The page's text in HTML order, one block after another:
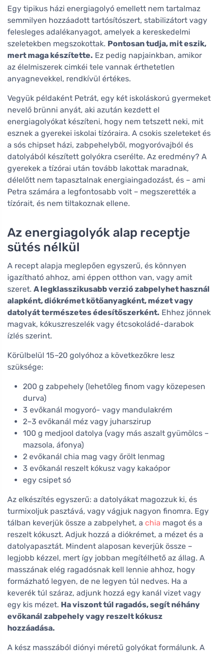
Egy tipikus házi energiagolyó emellett nem tartalmaz
semmilyen hozzáadott tartósítószert, stabilizátort vagy
felesleges adalékanyagot, amelyek a kereskedelmi
szeletekben megszokottak. Pontosan tudja, mit eszik,
mert maga készítette. Ez pedig napjainkban, amikor
az élelmiszerek cimkéi tele vannak érthetetlen
anyagnevekkel, rendkívül értékes.
Vegyük példaként Petrát, egy két iskoláskorú gyermeket
nevelő brünni anyát, aki azután kezdett el
energiagolyókat készíteni, hogy nem tetszett neki, mit
esznek a gyerekei iskolai tízóraira. A csokis szeleteket és
a sós chipset házi, zabpehelyből, mogyoróvajból és
datolyából készített golyókra cserélte. Az eredmény? A
gyerekek a tízórai után tovább lakottak maradnak,
délelőtt nem tapasztalnak energiaingadozást, és – ami
Petra számára a legfontosabb volt – megszerették a
tízórait, és nem tiltakoznak ellene.
Az energiagolyók alap receptje
sütés nélkül
A recept alapja meglepően egyszerű, és könnyen
igazítható ahhoz, ami éppen otthon van, vagy amit
szeret. A legklasszikusabb verzió zabpelyhet használ
alapként, diókrémet kötőanyagként, mézet vagy
datolyát természetes édesítőszerként. Ehhez jönnek
magvak, kókuszreszelék vagy étcsokoládé-darabok
ízlés szerint.
Körülbelül 15–20 golyóhoz a következőkre lesz
szüksége:
200 g zabpehely (lehetőleg finom vagy közepesen
durva)
3 evőkanál mogyoró- vagy mandulakrém
2–3 evőkanál méz vagy juharszirup
100 g medjool datolya (vagy más aszalt gyümölcs –
mazsola, áfonya)
2 evőkanál chia mag vagy őrölt lenmag
3 evőkanál reszelt kókusz vagy kakaópor
egy csipet só
Az elkészítés egyszerű: a datolyákat magozzuk ki, és
turmixoljuk pasztává, vagy vágjuk nagyon finomra. Egy
tálban keverjük össze a zabpelyhet, a chia magot és a
reszelt kókuszt. Adjuk hozzá a diókrémet, a mézet és a
datolyapasztát. Mindent alaposan keverjük össze –
legjobb kézzel, mert így jobban megítélhető az állag. A
masszának elég ragadósnak kell lennie ahhoz, hogy
formázható legyen, de ne legyen túl nedves. Ha a
keverék túl száraz, adjunk hozzá egy kanál vizet vagy
egy kis mézet. Ha viszont túl ragadós, segít néhány
evőkanál zabpehely vagy reszelt kókusz
hozzáadása.
A kész masszából diónyi méretű golyókat formálunk. A